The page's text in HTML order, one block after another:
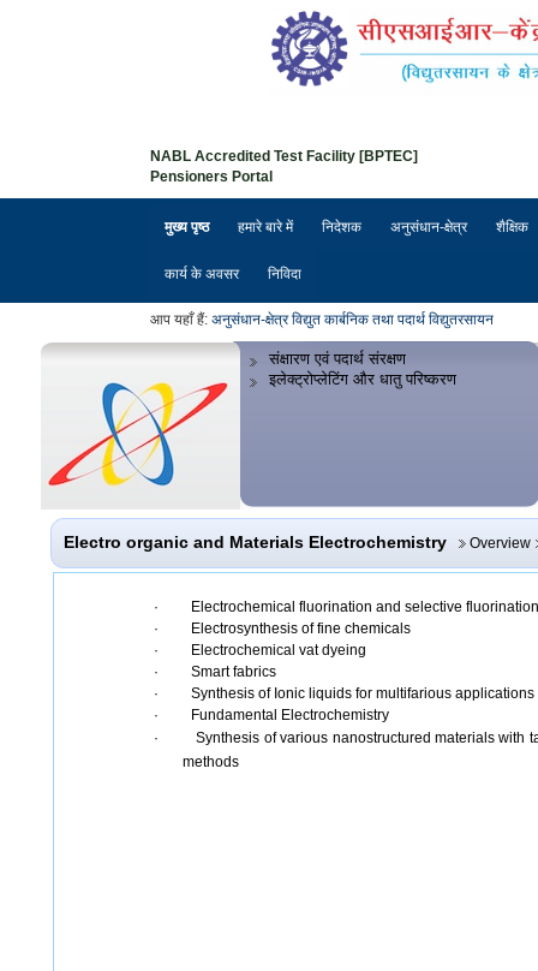
NABL Accredited Test Facility [BPTEC]
Pensioners Portal
मुख्य पृष्ठ हमारे बारे में निदेशक अनुसंधान-क्षेत्र शैक्षिक
कार्य के अवसर निविदा
आप यहाँ हैं: अनुसंधान-क्षेत्रविद्युत कार्बनिक तथा पदार्थ विद्युतरसायन
संक्षारण एवं पदार्थ संरक्षण
इलेक्ट्रोप्लेटिंग और धातु परिष्करण
Electro organic and Materials Electrochemistry Overview
· Electrochemical fluorination and selective fluorination
· Electrosynthesis of fine chemicals
· Electrochemical vat dyeing
· Smart fabrics
· Synthesis of Ionic liquids for multifarious applications
· Fundamental Electrochemistry
· Synthesis of various nanostructured materials with
methods